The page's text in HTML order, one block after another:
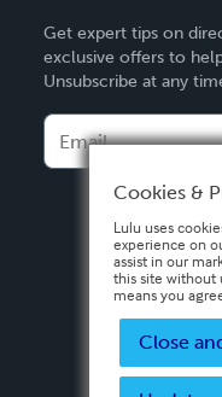
Deutsch
Français
Español
Get expert tips on
exclusive offers to
Unsubscribe at any
Cookies &
Lulu uses
experience on
assist in our
this site without
means you
Close